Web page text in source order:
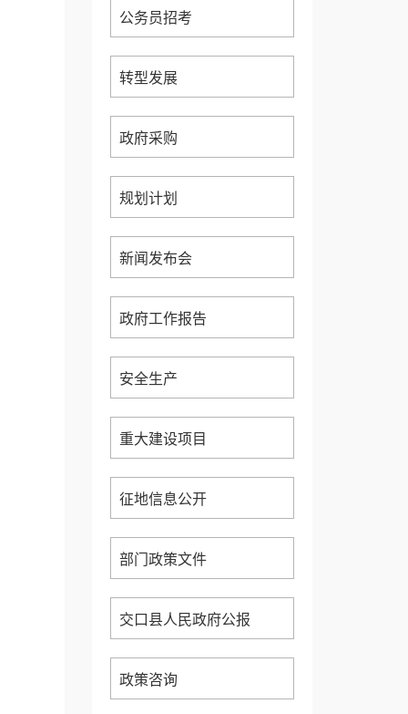
公务员招考
转型发展
政府采购
规划计划
新闻发布会
政府工作报告
安全生产
重大建设项目
征地信息公开
部门政策文件
交口县人民政府公报
政策咨询